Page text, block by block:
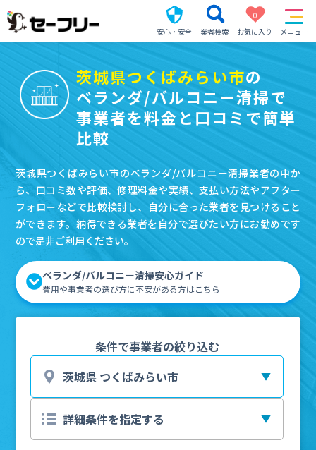
安心・安全 業者検索
0
お気に入り
メニュー
茨城県つくばみらい市の
ベランダ/バルコニー清掃で
事業者を料金と口コミで簡単
比較
茨城県つくばみらい市のベランダ/バルコニー清掃業者の中か
ら、口コミ数や評価、修理料金や実績、支払い方法やアフター
フォローなどで比較検討し、自分に合った業者を見つけること
ができます。納得できる業者を自分で選びたい方にお勧めです
ので是非ご利用ください。
ベランダ/バルコニー清掃安心ガイド
費用や事業者の選び方に不安がある方はこちら
条件で事業者の絞り込む